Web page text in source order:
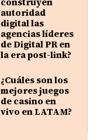
autoridad
digital las
agencias líderes
de Digital PR en
la era post-link?
¿Cuáles son los
mejores juegos
de casino en
vivo en LATAM?